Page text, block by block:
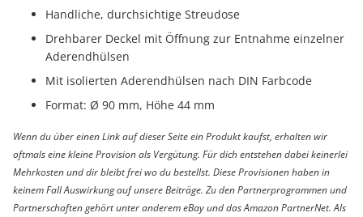
Handliche, durchsichtige Streudose
Drehbarer Deckel mit Öffnung zur Entnahme einzelner
Aderendhülsen
Mit isolierten Aderendhülsen nach DIN Farbcode
Format: Ø 90 mm, Höhe 44 mm
Wenn du über einen Link auf dieser Seite ein Produkt kaufst, erhalten wir
oftmals eine kleine Provision als Vergütung. Für dich entstehen dabei keinerlei
Mehrkosten und dir bleibt frei wo du bestellst. Diese Provisionen haben in
keinem Fall Auswirkung auf unsere Beiträge. Zu den Partnerprogrammen und
Partnerschaften gehört unter anderem eBay und das Amazon PartnerNet. Als